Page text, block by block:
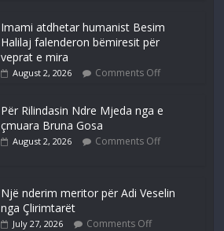
Imami atdhetar humanist Besim
Halilaj falenderon bëmiresit për
veprat e mira
August 2, 2026 Comments Off
Për Rilindasin Ndre Mjeda nga e
çmuara Bruna Gosa
August 2, 2026 Comments Off
Një nderim meritor për Adi Veselin
nga Çlirimtarët
July 27, 2026 Comments Off